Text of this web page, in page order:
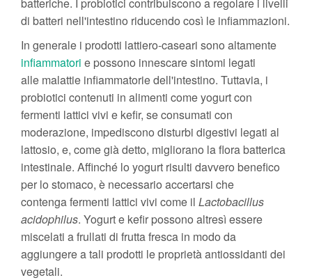
di batteri nell'intestino riducendo così le infiammazioni.
In generale i prodotti lattiero-caseari sono altamente
infiammatori e possono innescare sintomi legati
alle malattie infiammatorie dell'intestino. Tuttavia, i
probiotici contenuti in alimenti come yogurt con
fermenti lattici vivi e kefir, se consumati con
moderazione, impediscono disturbi digestivi legati al
lattosio, e, come già detto, migliorano la flora batterica
intestinale. Affinché lo yogurt risulti davvero benefico
per lo stomaco, è necessario accertarsi che
contenga fermenti lattici vivi come il Lactobacillus
acidophilus. Yogurt e kefir possono altresì essere
miscelati a frullati di frutta fresca in modo da
aggiungere a tali prodotti le proprietà antiossidanti dei
vegetali.